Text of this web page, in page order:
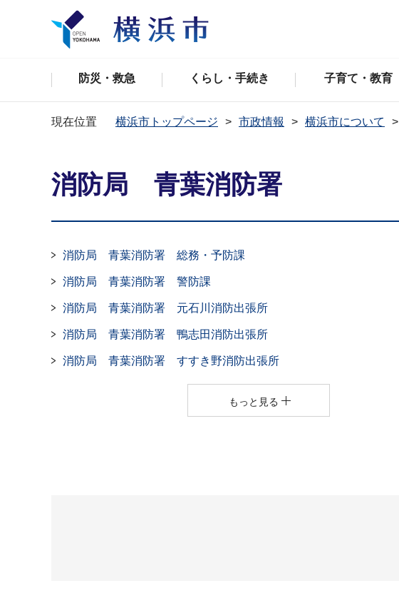
防災・救急 くらし・手続き 子育て・教育
現在位置 横浜市トップページ 市政情報 横浜市について
消防局 青葉消防署
消防局 青葉消防署 総務・予防課
消防局 青葉消防署 警防課
消防局 青葉消防署 元石川消防出張所
消防局 青葉消防署 鴨志田消防出張所
消防局 青葉消防署 すすき野消防出張所
もっと見る